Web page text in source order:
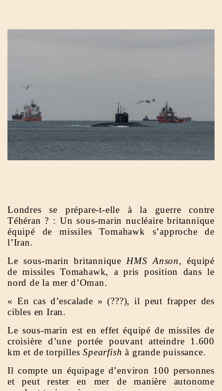
Londres se prépare-t-elle à la guerre contre
Téhéran ? : Un sous-marin nucléaire britannique
équipé de missiles Tomahawk s’approche de
l’Iran.
Le sous-marin britannique HMS Anson, équipé
de missiles Tomahawk, a pris position dans le
nord de la mer d’Oman.
« En cas d’escalade » (???), il peut frapper des
cibles en Iran.
Le sous-marin est en effet équipé de missiles de
croisière d’une portée pouvant atteindre 1.600
km et de torpillesSpearfish à grande puissance.
Il compte un équipage d’environ 100 personnes
et peut rester en mer de manière autonome